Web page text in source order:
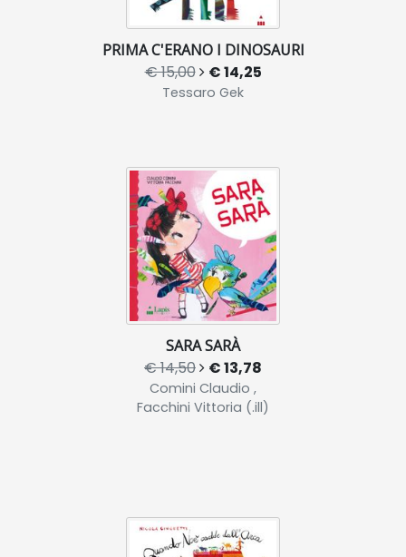
PRIMA C'ERANO I DINOSAURI
€ 15,00 € 14,25
Tessaro Gek
SARA SARÀ
€ 14,50 € 13,78
Comini Claudio ,
Facchini Vittoria (.ill)